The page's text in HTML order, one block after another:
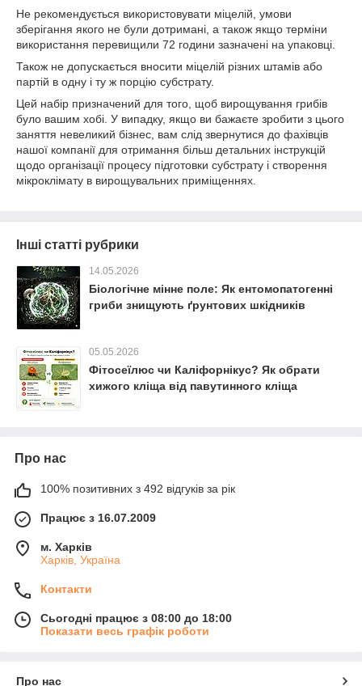
Не рекомендується використовувати міцелій, умови
зберігання якого не були дотримані, а також якщо терміни
використання перевищили 72 години зазначені на упаковці.
Також не допускається вносити міцелій різних штамів або
партій в одну і ту ж порцію субстрату.
Цей набір призначений для того, щоб вирощування грибів
було вашим хобі. У випадку, якщо ви бажаєте зробити з цього
заняття невеликий бізнес, вам слід звернутися до фахівців
нашої компанії для отримання більш детальних інструкцій
щодо організації процесу підготовки субстрату і створення
мікроклімату в вирощувальних приміщеннях.
Інші статті рубрики
14.05.2026
Біологічне мінне поле: Як ентомопатогенні
гриби знищують ґрунтових шкідників
05.05.2026
Фітосеїлюс чи Каліфорнікус? Як обрати
хижого кліща від павутинного кліща
Про нас
100% позитивних з 492 відгуків за рік
Працює з 16.07.2009
м. Харків
Харків, Україна
Контакти
Сьогодні працює з 08:00 до 18:00
Показати весь графік роботи
Про нас